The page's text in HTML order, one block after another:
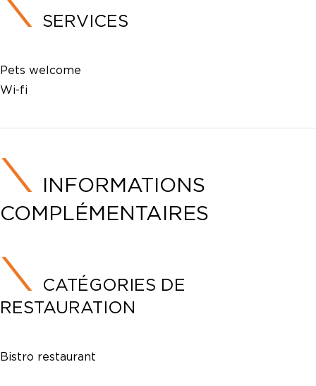
SERVICES
Pets welcome
Wi-fi
INFORMATIONS
COMPLÉMENTAIRES
CATÉGORIES DE
RESTAURATION
Bistro restaurant